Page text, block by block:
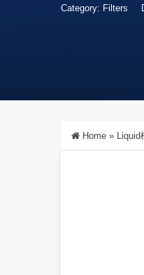
Category: Filters
Home » Liquid